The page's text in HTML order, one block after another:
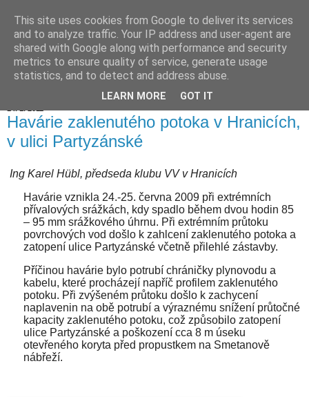
Hranické listy
Havárie zaklenutého potoka v Hranicích,
v ulici Partyzánské
Ing Karel Hübl, předseda klubu VV v Hranicích
Havárie vznikla 24.-25. června 2009 při extrémních
přívalových srážkách, kdy spadlo během dvou hodin 85
– 95 mm srážkového úhrnu. Při extrémním průtoku
povrchových vod došlo k zahlcení zaklenutého potoka a
zatopení ulice Partyzánské včetně přilehlé zástavby.
Příčinou havárie bylo potrubí chráničky plynovodu a
kabelu, které procházejí napříč profilem zaklenutého
potoku. Při zvýšeném průtoku došlo k zachycení
naplavenin na obě potrubí a výraznému snížení průtočné
kapacity zaklenutého potoku, což způsobilo zatopení
ulice Partyzánské a poškození cca 8 m úseku
otevřeného koryta před propustkem na Smetanově
nábřeží.
This site uses cookies from Google to deliver its services
and to analyze traffic. Your IP address and user-agent are
shared with Google along with performance and security
metrics to ensure quality of service, generate usage
statistics, and to detect and address abuse.
LEARN MORE GOT IT